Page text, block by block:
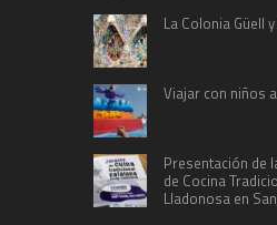
La Colonia Güell
Viajar con niños
Presentación de
de Cocina
Lladonosa en